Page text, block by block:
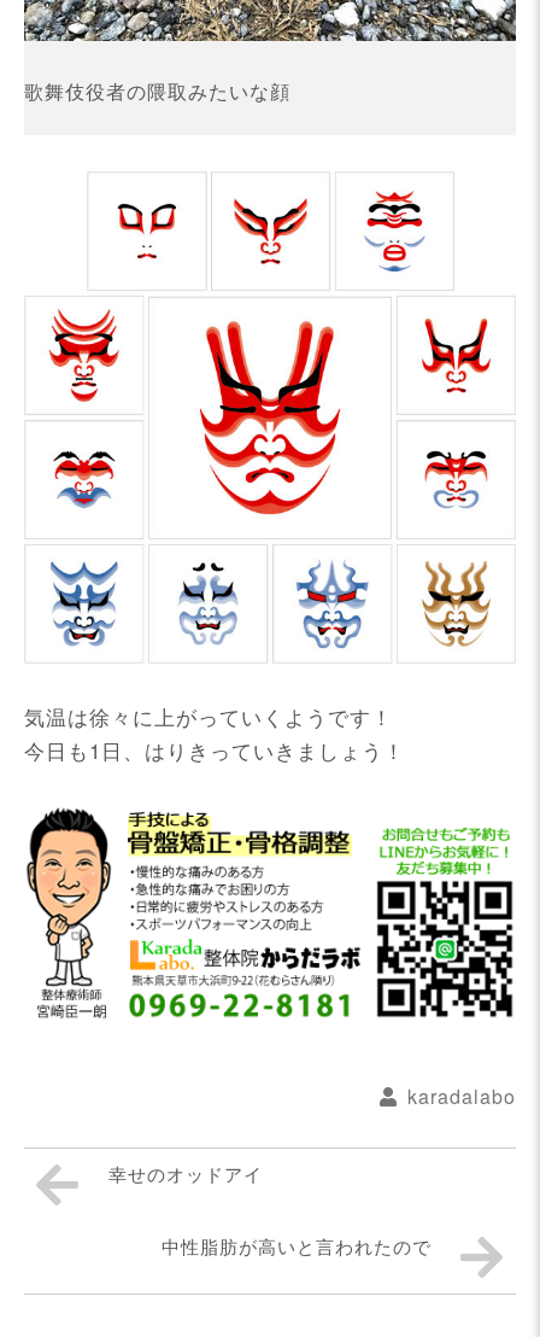
歌舞伎役者の隈取みたいな顔
気温は徐々に上がっていくようです！
今日も1日、はりきっていきましょう！
karadalabo
幸せのオッドアイ
中性脂肪が高いと言われたので